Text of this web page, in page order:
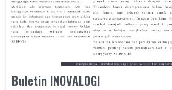
Buletin INOVALOGI